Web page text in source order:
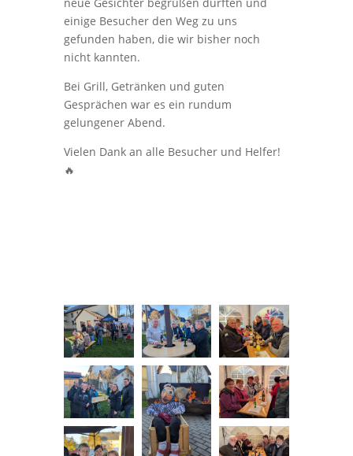
einige Besucher den Weg zu uns
gefunden haben, die wir bisher noch
nicht kannten.
Bei Grill, Getränken und guten
Gesprächen war es ein rundum
gelungener Abend.
Vielen Dank an alle Besucher und Helfer!
🔥